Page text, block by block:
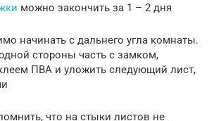
можно закончить за 1 – 2 дня
начинать с дальнего угла комнаты.
стороны часть с замком,
ПВА и уложить следующий лист,
что на стыки листов не